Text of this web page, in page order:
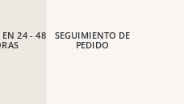
EN 24 - 48 SEGUIMIENTO DE
PEDIDO